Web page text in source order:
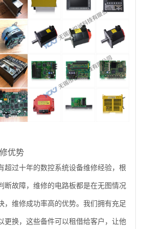
优势
超过十年的数控系统设备维修经验，根
断故障，维修的电路板都是在无图情况
，维修成功率高的优势。我们拥有充足
更换，这些备件可以租借给客户，让他